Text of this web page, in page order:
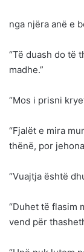
nga njëra anë e
“Të duash do të
madhe.”
“Mos i prisni
“Fjalët e mira
thënë, por
“Vuajtja është
“Duhet të flasim
vend për